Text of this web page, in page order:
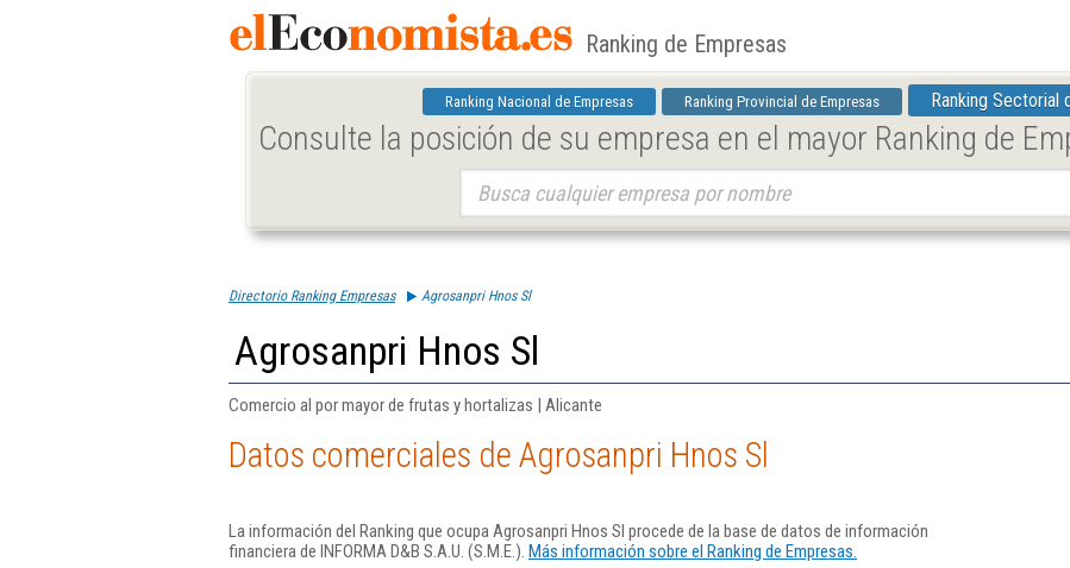
Ranking de Empresas
Ranking Nacional de Empresas Ranking Provincial de Empresas Ranking Sectorial
Consulte la posición de su empresa en el mayor Ranking de
Directorio Ranking Empresas Agrosanpri Hnos Sl
Agrosanpri Hnos Sl
Comercio al por mayor de frutas y hortalizas | Alicante
Datos comerciales de Agrosanpri Hnos Sl
La información del Ranking que ocupa Agrosanpri Hnos Sl procede de la base de datos de información
financiera de INFORMA D&B S.A.U. (S.M.E.). Más información sobre el Ranking de Empresas.